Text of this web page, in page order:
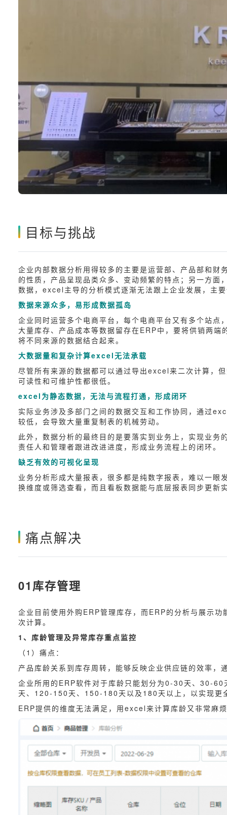
目标与挑战
企业内部数据分析用得较多的主要是运营部、产品部和
的性质，产品呈现品类众多、变动频繁的特点；另一方
数据，excel主导的分析模式逐渐无法跟上企业发展，主
数据来源众多，易形成数据孤岛
企业同时运营多个电商平台，每个电商平台又有多个站
大量库存、产品成本等数据留存在ERP中，要将供销两
将不同来源的数据结合起来。
大数据量和复杂计算excel无法承载
尽管所有来源的数据都可以通过导出excel来二次计算，
可读性和可维护性都很低。
excel为静态数据，无法与流程打通，形成闭环
实际业务涉及多部门之间的数据交互和工作协同，通过
较低，会导致大量重复制表的机械劳动。
此外，数据分析的最终目的是要落实到业务上，实现业
责任人和管理者跟进改进进度，形成业务流程上的闭环。
缺乏有效的可视化呈现
业务分析形成大量报表，很多都是纯数字报表，难以一
换维度或筛选查看，而且看板数据能与底层报表同步更
痛点解决
01库存管理
企业目前使用外购ERP管理库存，而ERP的分析与展示
次计算。
1、库龄管理及异常库存重点监控
（1）痛点：
产品库龄关系到库存周转，能够反映企业供应链的效率
企业所用的ERP软件对于库龄只能划分为0-30天、30-
天、120-150天、150-180天以及180天以上，以实现更
ERP提供的维度无法满足，用excel来计算库龄又非常麻